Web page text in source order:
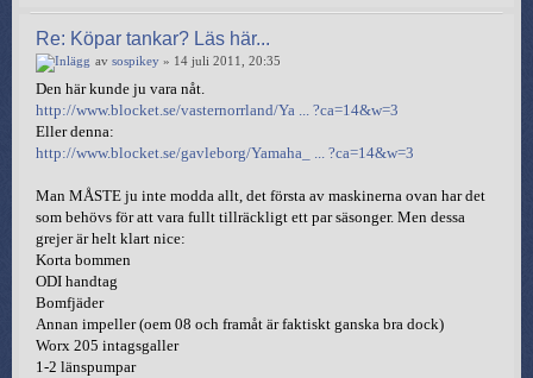
Re: Köpar tankar? Läs här...
av sospikey » 14 juli 2011, 20:35
Den här kunde ju vara nåt.
http://www.blocket.se/vasternorrland/Ya ... ?ca=14&w=3
Eller denna:
http://www.blocket.se/gavleborg/Yamaha_ ... ?ca=14&w=3
Man MÅSTE ju inte modda allt, det första av maskinerna ovan har det
som behövs för att vara fullt tillräckligt ett par säsonger. Men dessa
grejer är helt klart nice:
Korta bommen
ODI handtag
Bomfjäder
Annan impeller (oem 08 och framåt är faktiskt ganska bra dock)
Worx 205 intagsgaller
1-2 länspumpar